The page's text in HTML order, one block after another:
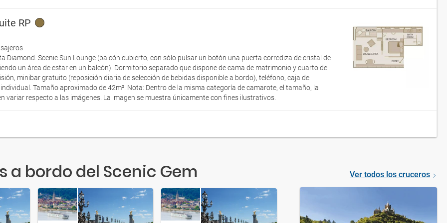
RP
Diamond. Scenic Sun Lounge (balcón cubierto, con sólo pulsar un botón una puerta corrediza de cristal de
un área de estar en un balcón). Dormitorio separado que dispone de cama de matrimonio y cuarto de
minibar gratuito (reposición diaria de selección de bebidas disponible a bordo), teléfono, caja de
Tamaño aproximado de 42m². Nota: Dentro de la misma categoría de camarote, el tamaño, la
variar respecto a las imágenes. La imagen se muestra únicamente con fines ilustrativos.
a bordo del Scenic Gem Ver todos los cruceros